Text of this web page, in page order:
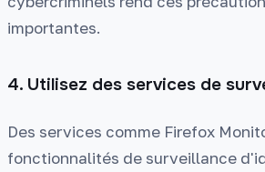
importantes.
4. Utilisez des services de
Des services comme Firefox
fonctionnalités de surveillance